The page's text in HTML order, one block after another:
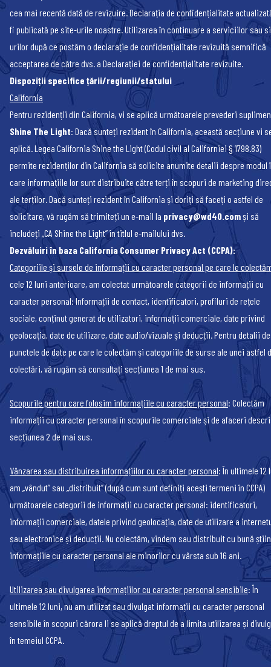
cea mai recentă dată de revizuire. Declarația de confidențialitate
fi publicată pe site-urile noastre. Utilizarea în continuare a serviciilor sau
urilor după ce postăm o declarație de confidențialitate revizuită semnifică
acceptarea de către dvs. a Declarației de confidențialitate revizuite.
Dispoziții specifice țării/regiunii/statului
California
Pentru rezidenții din California, vi se aplică următoarele prevederi
Shine The Light: Dacă sunteți rezident în California, această secțiune vi
aplică. Legea California Shine the Light (Codul civil al Californiei § 1798.83)
permite rezidenților din California să solicite anumite detalii despre modul
care informațiile lor sunt distribuite către terți în scopuri de marketing
ale terților. Dacă sunteți rezident în California și doriți să faceți o astfel de
solicitare, vă rugăm să trimiteți un e-mail la privacy@wd40.comși să
includeți „CA Shine the Light” în titlul e-mailului dvs.
Dezvăluiri în baza California Consumer Privacy Act (CCPA):
Categoriile și sursele de informații cu caracter personal pe care le
cele 12 luni anterioare, am colectat următoarele categorii de informații cu
caracter personal: Informații de contact, identificatori, profiluri de rețele
sociale, conținut generat de utilizatori, informații comerciale, date privind
geolocația, date de utilizare, date audio/vizuale și deducții. Pentru detalii
punctele de date pe care le colectăm și categoriile de surse ale unei astfel
colectări, vă rugăm să consultați secțiunea 1 de mai sus.
Scopurile pentru care folosim informațiile cu caracter personal: Colectăm
informații cu caracter personal în scopurile comerciale și de afaceri
secțiunea 2 de mai sus.
Vânzarea sau distribuirea informațiilor cu caracter personal: În ultimele 12
am „vândut” sau „distribuit” (după cum sunt definiți acești termeni în CCPA)
următoarele categorii de informații cu caracter personal: identificatori,
informații comerciale, datele privind geolocația, date de utilizare a
sau electronice și deducții. Nu colectăm, vindem sau distribuit cu bună
informațiile cu caracter personal ale minorilor cu vârsta sub 16 ani.
Utilizarea sau divulgarea informațiilor cu caracter personal sensibile: În
ultimele 12 luni, nu am utilizat sau divulgat informații cu caracter personal
sensibile în scopuri cărora li se aplică dreptul de a limita utilizarea și
în temeiul CCPA.